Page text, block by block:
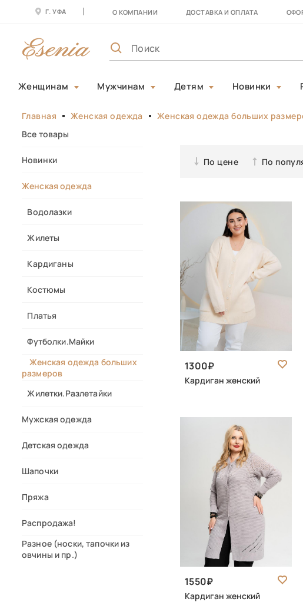
Г. УФА О КОМПАНИИ ДОСТАВКА И ОПЛАТА
Женщинам Мужчинам Детям Новинки
Главная Женская одежда
Женская одежда больших
Все товары
Новинки
Женская одежда
Водолазки
Жилеты
Кардиганы
Костюмы
Платья
Футболки.Майки
Женская одежда больших
размеров
Жилетки.Разлетайки
Мужская одежда
Детская одежда
Шапочки
Пряжа
Распродажа!
Разное (носки, тапочки из
овчины и пр.)
По цене По
1300
Кардиган женский
1550
Кардиган женский